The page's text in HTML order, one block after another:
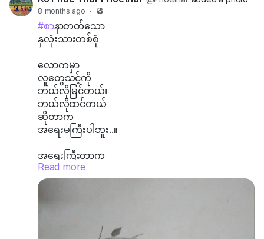
8 months ago ·
#စာနာတတ်သော
နှလုံးသားတစ်စုံ
လောကမှာ
လူတွေသင့်ကို
ဘယ်လိုမြင်တယ်၊
ဘယ်လိုထင်တယ်
ဆိုတာက
အရေးမကြီးပါဘူး..။
အရေးကြီးတာက
သင့်ကိုယ်သင်
လူပီသတဲ့လူကောင်း
ဖြစ်အောင်ရှင်သန်
Read more